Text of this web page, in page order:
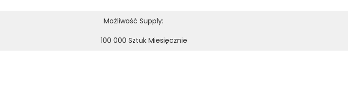
Możliwość Supply:
100 000 Sztuk Miesięcznie